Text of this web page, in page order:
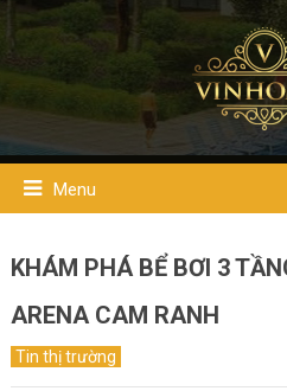
Menu
KHÁM PHÁ BỂ BƠI 3
ARENA CAM RANH
Tin thị trường